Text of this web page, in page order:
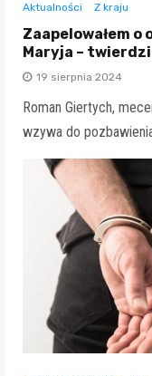
Aktualności Z kraju
Zaapelowałem
Maryja –
19 sierpnia 2024
Roman Giertych,
wzywa do